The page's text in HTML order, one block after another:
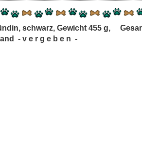
schwarz, Gewicht 455 g,
- v e r g e b e n -